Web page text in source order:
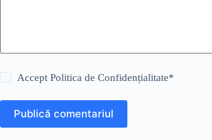
AcceptPolitica de Confidențialitate*
Publică comentariul